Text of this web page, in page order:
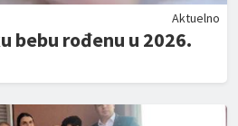
Aktuelno
bebu rođenu u 2026.